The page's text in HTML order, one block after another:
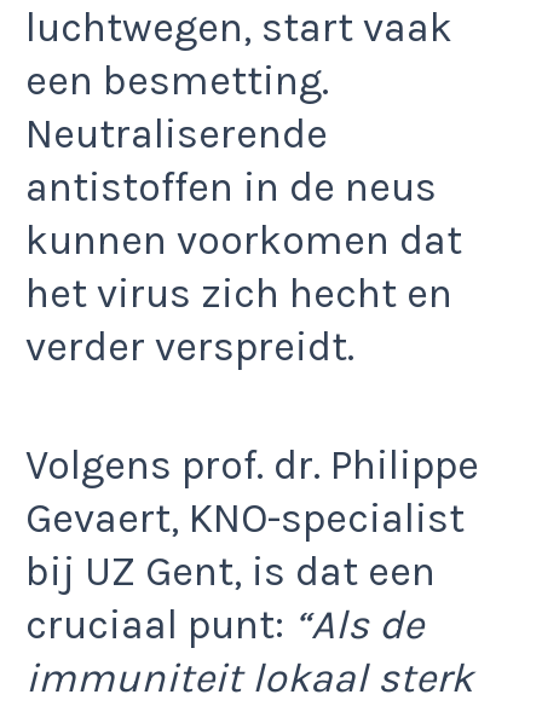
luchtwegen, start vaak
een besmetting.
Neutraliserende
antistoffen in de neus
kunnen voorkomen dat
het virus zich hecht en
verder verspreidt.
Volgens prof. dr. Philippe
Gevaert, KNO-specialist
bij UZ Gent, is dat een
cruciaal punt: “Als de
immuniteit lokaal sterk